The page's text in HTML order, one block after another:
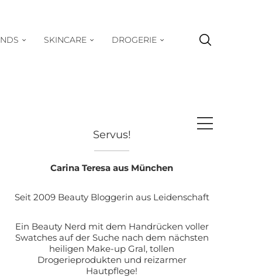
SKINCARE DROGERIE
Servus!
Carina Teresa aus München
Seit 2009 Beauty Bloggerin aus Leidenschaft
Ein Beauty Nerd mit dem Handrücken voller
Swatches auf der Suche nach dem nächsten
heiligen Make-up Gral, tollen
Drogerieprodukten und reizarmer
Hautpflege!